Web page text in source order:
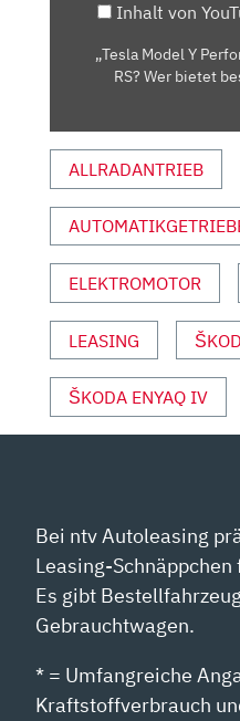
VON
YOUTUBE
ANZEIGEN
Inhalt von
„Tesla Model Y
RS? Wer bietet
ALLRADANTRIEB
ELEKTROMOTOR
LEASING
ŠKODA ENYAQ IV
Bei ntv Autoleasing
Leasing-
Es gibt
Gebrauchtwagen.
* = Umfangreiche
Kraftstoffverbrauch